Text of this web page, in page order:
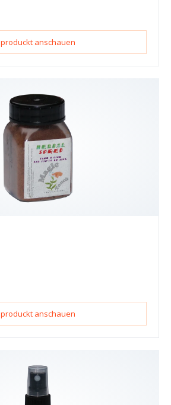
produckt anschauen
produckt anschauen